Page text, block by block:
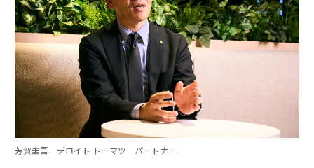
芳賀圭吾 デロイト トーマツ パートナー